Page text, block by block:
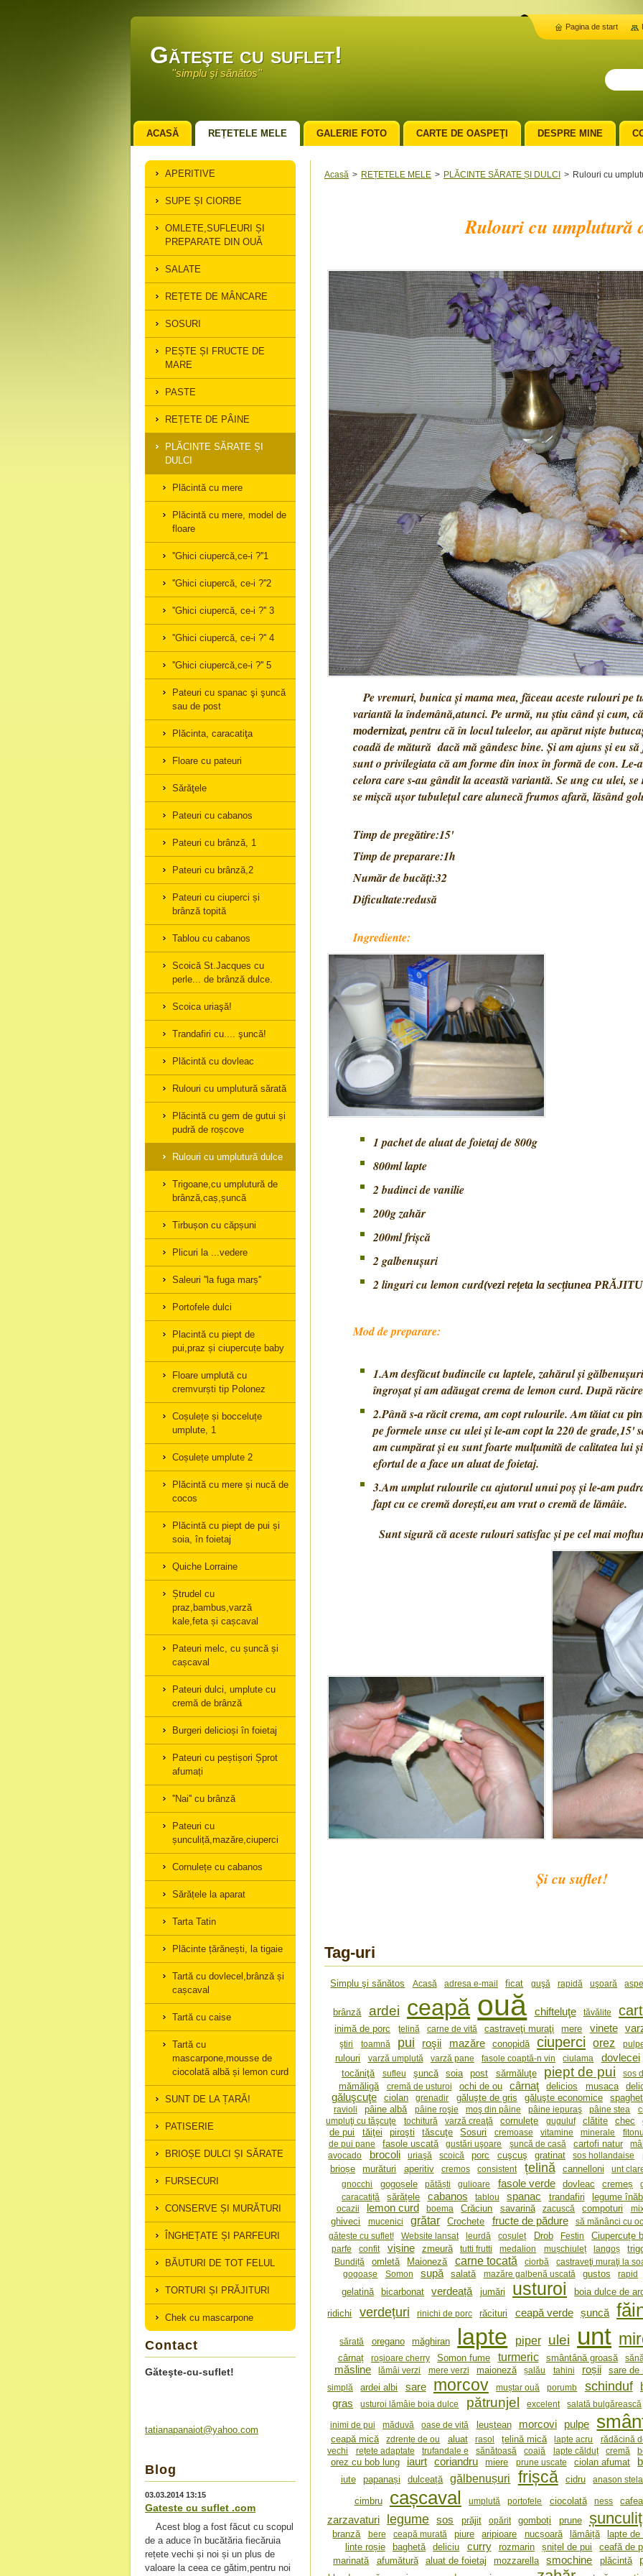
Găteşte cu suflet!
''simplu şi sănătos''
Acasă > REȚETELE MELE > PLĂCINTE SĂRATE ȘI DULCI > Rulouri cu
Rulouri cu umplutură
Pe vremuri, bunica și mama mea, făceau aceste rulouri pe
variantă la îndemână,atunci. Pe urmă, nu știu când și cum,
modernizat, pentru că în locul tuleelor, au apărut niște
coadă de mătură dacă mă gândesc bine. Și am ajuns și eu
sunt o privilegiata că am forme din inox în formă de con. Le-
celora care s-au gândit la această variantă. Se ung cu ulei,
se mișcă ușor tubulețul care alunecă frumos afară, lăsând
Timp de pregătire:15'
Timp de preparare:1h
Număr de bucăți:32
Dificultate:redusă
Ingrediente:
1 pachet de aluat de foietaj de 800g
800ml lapte
2 budinci de vanilie
200g zahăr
200ml frișcă
2 galbenușuri
2 linguri cu lemon curd(vezi rețeta la secțiunea
Mod de preparare:
1.Am desfăcut budincile cu laptele, zahărul și
îngroșat și am adăugat crema de lemon curd. După
2.Până s-a răcit crema, am copt rulourile. Am tăiat cu
pe formele unse cu ulei și le-am copt la 220 de grade,15'
am cumpărat și eu sunt foarte mulțumită de calitatea lui
efortul de a face un aluat de foietaj.
3.Am umplut rulourile cu ajutorul unui poș și le-am
fapt cu ce cremă dorești,eu am vrut o cremă de lămâie.
Sunt sigură că aceste rulouri satisfac și pe cel mai
Și cu suflet!
Tag-uri
Simplu şi sănătos Acasă adresa e-mail ficat guşă rapidă uşoară
brânză ardei ceapă ouă chifteluţe tăvălite
inimă de porc ţelină carne de vită castraveţi muraţi mere vinete
ştiri toamnă pui roşii mazăre conopidă ciuperci orez
rulouri varză umplută varză pane fasole coaptă-n vin ciulama dovlecei
tocăniţă sufleu şuncă soia post sărmăluţe piept de pui sos
mămăligă cremă de usturoi ochi de ou cârnaţ delicios musaca
găluşcuţe ciolan grenadir găluşte de gris găluşte economice
ravioli pâine albă pâine roşie moş din pâine pâine iepuraş pâine stea
umpluţi cu tăşcuţe
tochitură varză creaţă cornuleţe guguluf clătite chec
de pui tăiţei piroşti tăscuţe Sosuri cremoase vitamine minerale
de pui pane
fasole uscată gustări uşoare şuncă de casă cartofi natur
avocado
brocoli uriaşă scoică porc cuşcuş gratinat sos hollandaise
brioșe
murături aperitiv cremos consistent țelină cannelloni
unt
gnocchi
gogoșele pătăști gulioare fasole verde dovleac cremeș
caracatiță
sărățele cabanos tablou spanac trandafiri legume
ocazii lemon curd boema Crăciun savarină zacuscă compoturi
ghiveci mucenici grătar Crochete fructe de pădure
să mănânci cu
gătește cu suflet!
Website lansat leurdă coșuleț Drob Festin Ciupercuțe
parfe confit vișine zmeură tutti frutti medalion mușchiuleț langoș
Bundiță omletă Maioneză carne tocată ciorbă
castraveţi muraţi la
gogoașe
Somon supă salată mazăre galbenă uscată gustos rapid
gelatină bicarbonat verdeață jumări usturoi
boia dulce de
ridichi
verdețuri rinichi de porc răcituri ceapă verde șuncă
sărată oregano măghiran lapte piper ulei unt
cârnaț roșioare cherry Somon fume turmeric smântână groasă
măsline lămâi verzi mere verzi maioneză șalău tahini roșii sare de
simplă ardei albi sare morcov muștar ouă porumb schinduf
gras usturoi lămâie boia dulce pătrunjel excelent salată bulgărească
inimi de pui măduvă oase de vită leuștean morcovi pulpe
ceapă mică zdrențe de ou aluat rasol țelină mică lapte acru
rădăcină
vechi
rețete adaptate trufandale e sănătoasă coajă lapte călduț cremă
orez cu bob lung iaurt coriandru miere prune uscate ciolan afumat
iute papanași dulceață gălbenușuri frișcă cidru anason
cimbru cașcaval umplută portofele ciocolată ness cafea
zarzavaturi legume sos prăjit opărit gomboți prune
branză bere ceapă murată piure aripioare nucșoară lămâiță
lapte
linte roșie
baghetă deliciu curry rozmarin șnițel de pui
ceafă de
marinată
afumătură aluat de foietaj mozzarella smochine plăcintă
APERITIVE
SUPE ȘI CIORBE
OMLETE,SUFLEURI ȘI
PREPARATE DIN OUĂ
SALATE
REȚETE DE MÂNCARE
SOSURI
PEȘTE ȘI FRUCTE DE
MARE
PASTE
REȚETE DE PÂINE
PLĂCINTE SĂRATE ȘI
DULCI
Plăcintă cu mere
Plăcintă cu mere, model de
floare
''Ghici ciupercă,ce-i ?''1
''Ghici ciupercă, ce-i ?''2
''Ghici ciupercă, ce-i ?'' 3
''Ghici ciupercă, ce-i ?'' 4
''Ghici ciupercă,ce-i ?'' 5
Pateuri cu spanac şi şuncă
sau de post
Plăcinta, caracatiţa
Floare cu pateuri
Sărăţele
Pateuri cu cabanos
Pateuri cu brânză, 1
Pateuri cu brânză,2
Pateuri cu ciuperci și
brânză topită
Tablou cu cabanos
Scoică St.Jacques cu
perle... de brânză dulce.
Scoica uriaşă!
Trandafiri cu.... şuncă!
Plăcintă cu dovleac
Rulouri cu umplutură sărată
Plăcintă cu gem de gutui și
pudră de roșcove
Rulouri cu umplutură dulce
Trigoane,cu umplutură de
brânză,caș,șuncă
Tirbușon cu căpșuni
Plicuri la ...vedere
Saleuri ''la fuga marș''
Portofele dulci
Placintă cu piept de
pui,praz și ciupercuțe baby
Floare umplută cu
cremvurști tip Polonez
Coșulețe și bocceluțe
umplute, 1
Coșulețe umplute 2
Plăcintă cu mere și nucă de
cocos
Plăcintă cu piept de pui și
soia, în foietaj
Quiche Lorraine
Ștrudel cu
praz,bambus,varză
kale,feta și cașcaval
Pateuri melc, cu șuncă și
cașcaval
Pateuri dulci, umplute cu
cremă de brânză
Burgeri delicioși în foietaj
Pateuri cu peștișori Șprot
afumați
''Nai'' cu brânză
Pateuri cu
șunculiță,mazăre,ciuperci
Cornulețe cu cabanos
Sărățele la aparat
Tarta Tatin
Plăcinte țărănești, la tigaie
Tartă cu dovlecel,brânză și
cașcaval
Tartă cu caise
Tartă cu
mascarpone,mousse de
ciocolată albă și lemon curd
SUNT DE LA ȚARĂ!
PATISERIE
BRIOȘE DULCI ȘI SĂRATE
FURSECURI
CONSERVE ȘI MURĂTURI
ÎNGHEȚATE ȘI PARFEURI
BĂUTURI DE TOT FELUL
TORTURI ȘI PRĂJITURI
Chek cu mascarpone
Contact
Găteşte-cu-suflet!
tatianapanaiot@yahoo.com
Blog
03.03.2014 13:15
Gateste cu suflet .com
Acest blog a fost făcut cu scopul
de a aduce în bucătăria fiecăruia
rețete vechi și noi și un plus de
valoare la ceea ce gătim,pentru noi
ACASĂ REȚETELE MELE GALERIE FOTO CARTE DE OASPEŢI DESPRE MINE
Pagina de start